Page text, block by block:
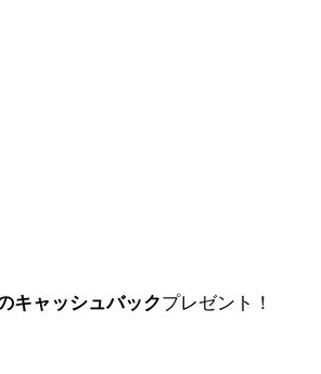
キャッシュバックプレゼント！